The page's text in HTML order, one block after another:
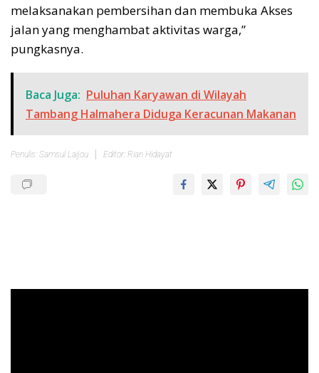
melaksanakan pembersihan dan membuka Akses
jalan yang menghambat aktivitas warga,”
pungkasnya.
Baca Juga: Puluhan Karyawan di Wilayah
Tambang Halmahera Diduga Keracunan Makanan
Penulis: Samsul Laijou Editor: Rian Hidayat